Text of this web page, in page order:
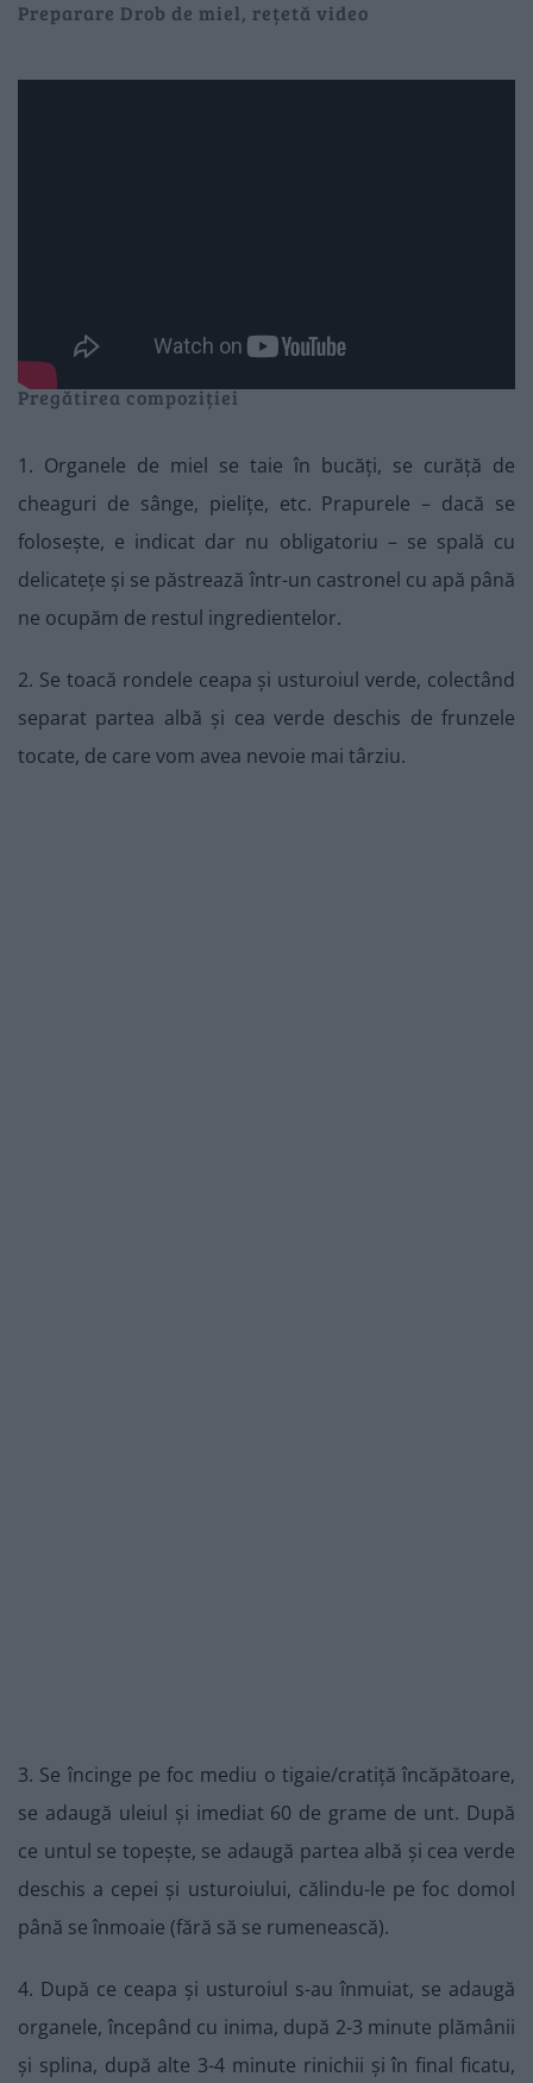
Preparare Drob de miel, rețetă video
Pregătirea compoziției
1. Organele de miel se taie în bucăți, se curăță de
cheaguri de sânge, pielițe, etc. Prapurele – dacă se
folosește, e indicat dar nu obligatoriu – se spală cu
delicatețe și se păstrează într-un castronel cu apă până
ne ocupăm de restul ingredientelor.
2. Se toacă rondele ceapa și usturoiul verde, colectând
separat partea albă și cea verde deschis de frunzele
tocate, de care vom avea nevoie mai târziu.
3. Se încinge pe foc mediu o tigaie/cratiță încăpătoare,
se adaugă uleiul și imediat 60 de grame de unt. După
ce untul se topește, se adaugă partea albă și cea verde
deschis a cepei și usturoiului, călindu-le pe foc domol
până se înmoaie (fără să se rumenească).
4. După ce ceapa și usturoiul s-au înmuiat, se adaugă
organele, începând cu inima, după 2-3 minute plămânii
și splina, după alte 3-4 minute rinichii și în final ficatu,